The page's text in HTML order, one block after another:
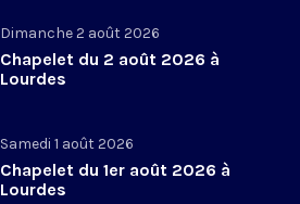
Dimanche 2 août 2026
Chapelet du 2 août 2026 à
Lourdes
Samedi 1 août 2026
Chapelet du 1er août 2026 à
Lourdes